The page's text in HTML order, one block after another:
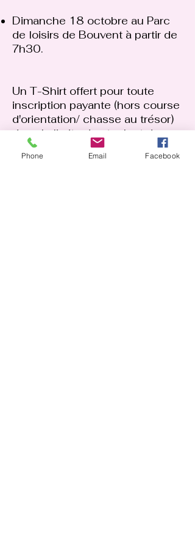
​Dimanche 18 octobre au Parc
de loisirs de Bouvent à partir de
7h30.
Un T-Shirt offert pour toute
inscription payante (hors course
d'orientation/ chasse au trésor)
dans la limite du stock et des
tailles disponibles.
Phone Email Facebook